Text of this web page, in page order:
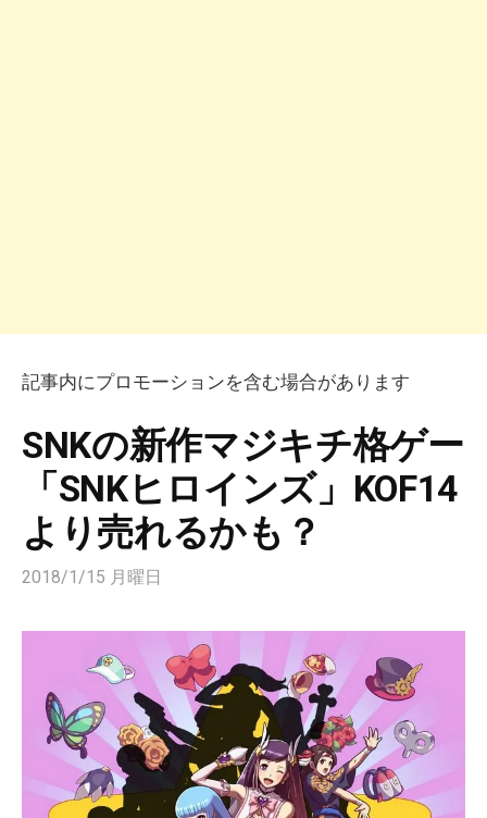
記事内にプロモーションを含む場合があります
SNKの新作マジキチ格ゲー
「SNKヒロインズ」KOF14
より売れるかも？
2018/1/15 月曜日